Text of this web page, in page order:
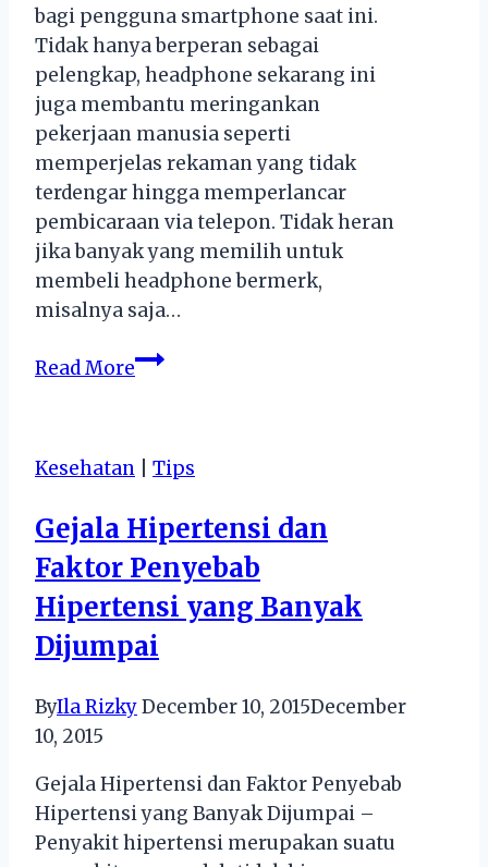
bagi pengguna smartphone saat ini.
Tidak hanya berperan sebagai
pelengkap, headphone sekarang ini
juga membantu meringankan
pekerjaan manusia seperti
memperjelas rekaman yang tidak
terdengar hingga memperlancar
pembicaraan via telepon. Tidak heran
jika banyak yang memilih untuk
membeli headphone bermerk,
misalnya saja…
Read MoreTips
Beats
Original
Kesehatan Tips
Gejala Hipertensi dan
Faktor Penyebab
Hipertensi yang Banyak
Dijumpai
ByIla RizkyDecember 10, 2015December
10, 2015
Gejala Hipertensi dan Faktor Penyebab
Hipertensi yang Banyak Dijumpai –
Penyakit hipertensi merupakan suatu